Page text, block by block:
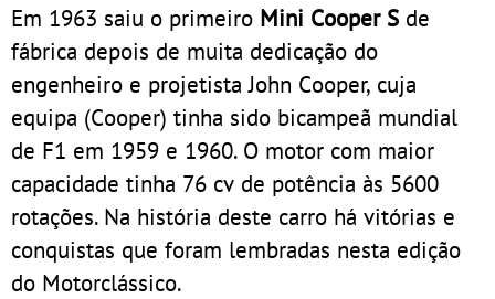
Em 1963 saiu o primeiro Mini Cooper S de
fábrica depois de muita dedicação do
engenheiro e projetista John Cooper, cuja
equipa (Cooper) tinha sido bicampeã mundial
de F1 em 1959 e 1960. O motor com maior
capacidade tinha 76 cv de potência às 5600
rotações. Na história deste carro há vitórias e
conquistas que foram lembradas nesta edição
do Motorclássico.